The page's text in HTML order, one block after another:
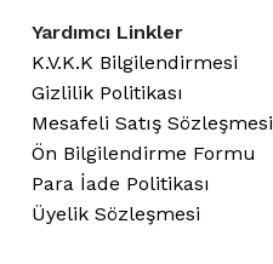
Yardımcı Linkler
K.V.K.K Bilgilendirmesi
Gizlilik Politikası
Mesafeli Satış Sözleşmesi
Ön Bilgilendirme Formu
Para İade Politikası
Üyelik Sözleşmesi